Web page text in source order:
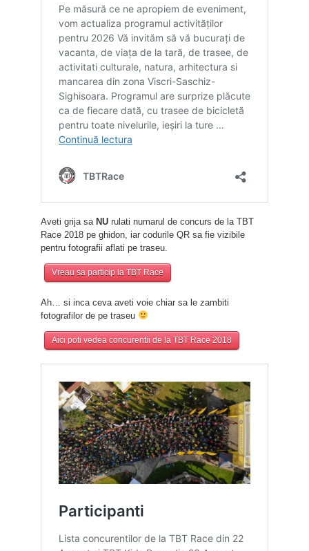
Aveti grija sa NU rulati numarul de concurs de la TBT
Race 2018 pe ghidon, iar codurile QR sa fie vizibile
pentru fotografii aflati pe traseu.
Vreau sa particip la TBT Race
Ah… si inca ceva aveti voie chiar sa le zambiti
fotografilor de pe traseu
Aici poti vedea concurentii de la TBT Race 2018